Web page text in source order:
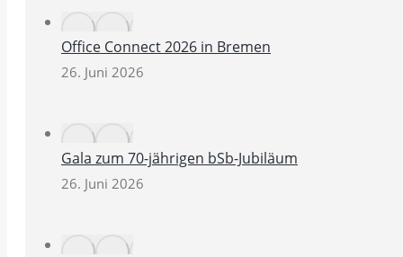
Office Connect 2026 in Bremen
26. Juni 2026
Gala zum 70-jährigen bSb-Jubiläum
26. Juni 2026